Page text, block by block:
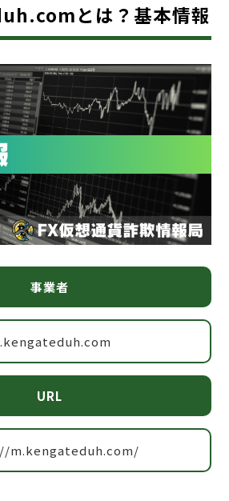
とは？基本情報
事業者
URL
m.kengateduh.com/